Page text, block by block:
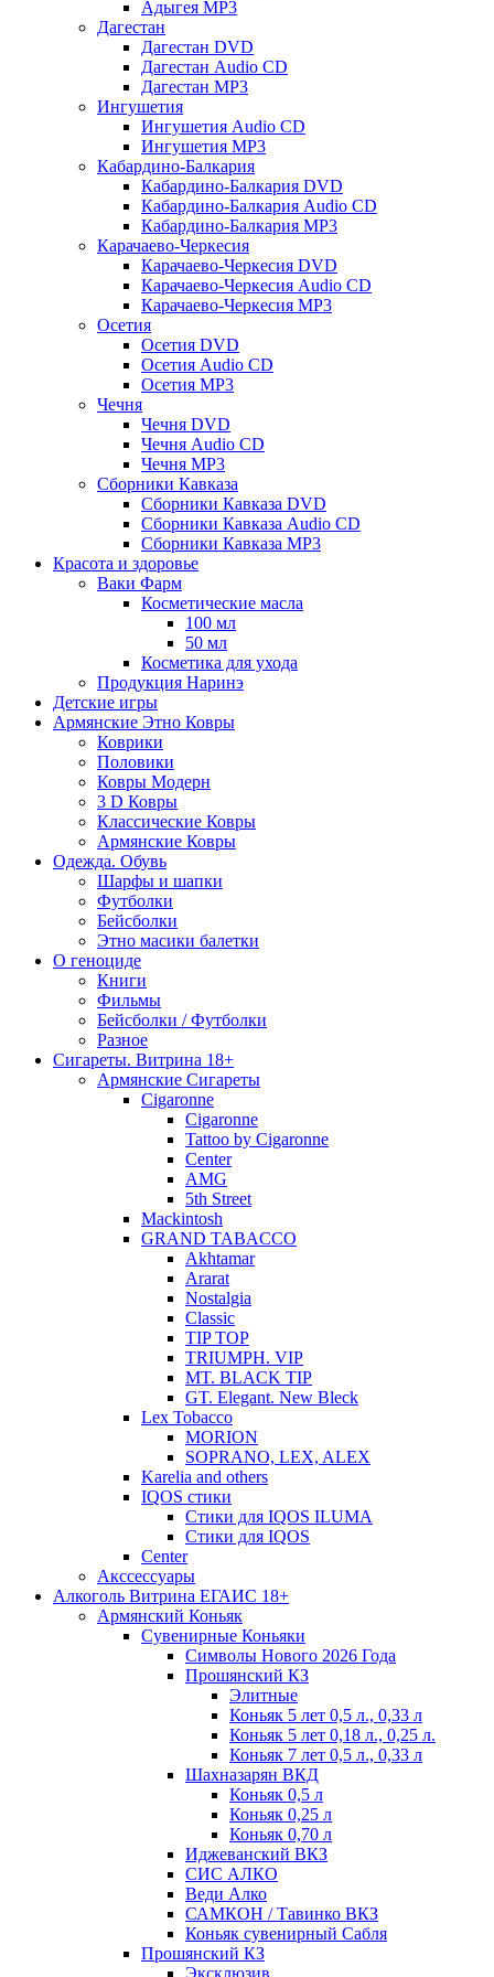
Адыгея MP3
Дагестан
Дагестан DVD
Дагестан Audio CD
Дагестан MP3
Ингушетия
Ингушетия Audio CD
Ингушетия MP3
Кабардино-Балкария
Кабардино-Балкария DVD
Кабардино-Балкария Audio CD
Кабардино-Балкария MP3
Карачаево-Черкесия
Карачаево-Черкесия DVD
Карачаево-Черкесия Audio CD
Карачаево-Черкесия MP3
Осетия
Осетия DVD
Осетия Audio CD
Осетия MP3
Чечня
Чечня DVD
Чечня Audio CD
Чечня MP3
Сборники Кавказа
Сборники Кавказа DVD
Сборники Кавказа Audio CD
Сборники Кавказа MP3
Красота и здоровье
Ваки Фарм
Косметические масла
100 мл
50 мл
Косметика для ухода
Продукция Наринэ
Детские игры
Армянские Этно Ковры
Коврики
Половики
Ковры Модерн
3 D Ковры
Классические Ковры
Армянские Ковры
Одежда. Обувь
Шарфы и шапки
Футболки
Бейсболки
Этно масики балетки
О геноциде
Книги
Фильмы
Бейсболки / Футболки
Разное
Сигареты. Витрина 18+
Армянские Сигареты
Cigaronne
Cigaronne
Tattoo by Cigaronne
Center
AMG
5th Street
Mackintosh
GRAND TABACCO
Akhtamar
Ararat
Nostalgia
Classic
TIP TOP
TRIUMPH. VIP
MT. BLACK TIP
GT. Elegant. New Bleck
Lex Tobacco
MORION
SOPRANO, LEX, ALEX
Karelia and others
IQOS стики
Стики для IQOS ILUMA
Стики для IQOS
Сenter
Акссессуары
Алкоголь Витрина ЕГАИС 18+
Армянский Коньяк
Сувенирные Коньяки
Символы Нового 2026 Года
Прошянский КЗ
Элитные
Коньяк 5 лет 0,5 л., 0,33 л
Коньяк 5 лет 0,18 л., 0,25 л.
Коньяк 7 лет 0,5 л., 0,33 л
Шахназарян ВКД
Коньяк 0,5 л
Коньяк 0,25 л
Коньяк 0,70 л
Иджеванский ВКЗ
СИС АЛКО
Веди Алко
САМКОН / Тавинко ВКЗ
Коньяк сувенирный Сабля
Прошянский КЗ
Эксклюзив